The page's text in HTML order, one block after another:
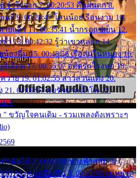
จำใจจาก 7. 00:20:53 คืนฝนตก 8.
นยี่ 9. 00:28:47 โสนน้อยเรือนงาม 10.
ายแล้ว 11. 00:35:41 น้ำกรดแช่เย็น 12.
ำ 13. 00:42:32 รู้ว่าเขาหลอก 14.
น้องติ๋ม 15. 00:48:56 เรือล่มในหนอง 16.
เลือด 17. 00:56:07 อดีตรักโรงทอ 18.
วาย 19. 01:02:55 สาวสวนแตง 20.
21. 01:09:27 พบรักปากน้ำโพ 22.
มา
ขวัญใจคนเดิม - รวมเพลงดังเพราะๆ
ทำฉันได้ 2. 00:03:20 นางฟ้าสลัม 3.
บุญเหลือเกิน 5. 00:13:58 ฝนหยาด